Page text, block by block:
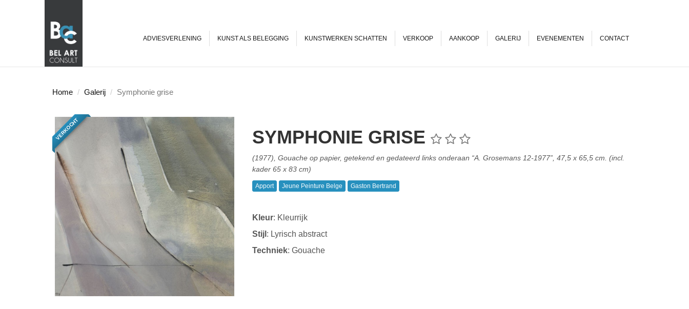
ADVIESVERLENING KUNST ALS BELEGGING KUNSTWERKEN SCHATTEN VERKOOP AANKOOP GALERIJ EVENEMENTEN CONTACT
Home Galerij Symphonie grise
VERKOCHT SYMPHONIE GRISE
(1977), Gouache op papier, getekend en gedateerd links onderaan “A. Grosemans 12-1977”, 47,5 x 65,5 cm. (incl.
kader 65 x 83 cm)
Apport Jeune Peinture Belge Gaston Bertrand
Kleur: Kleurrijk
Stijl : Lyrisch abstract
Techniek: Gouache